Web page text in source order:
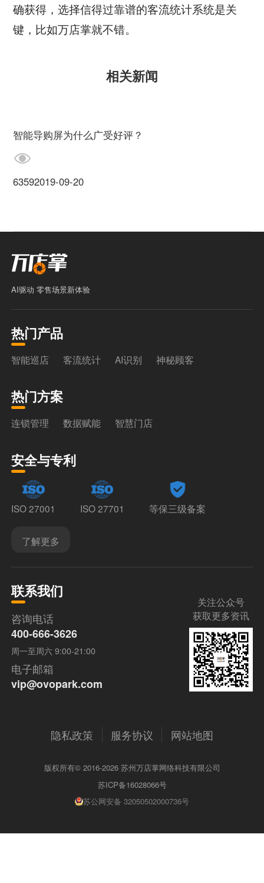
确获得，选择信得过靠谱的客流统计系统是关
键，比如万店掌就不错。
相关新闻
智能导购屏为什么广受好评？
63592019-09-20
AI驱动 零售场景新体验
热门产品
智能巡店 客流统计 AI识别 神秘顾客
热门方案
连锁管理 数据赋能 智慧门店
安全与专利
ISO 27001 ISO 27701 等保三级备案
了解更多
联系我们
咨询电话
400-666-3626
周一至周六 9:00-21:00
电子邮箱
vip@ovopark.com
关注公众号
获取更多资讯
隐私政策 服务协议 网站地图
版权所有© 2016-2026 苏州万店掌网络科技有限公司
苏ICP备16028066号
苏公网安备 32050502000736号